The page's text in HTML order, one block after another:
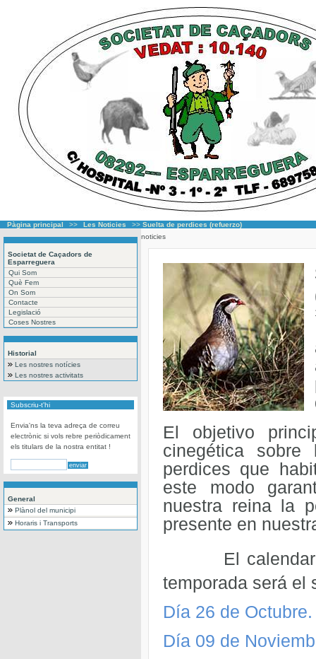
Pàgina principal >> Les Noticies >> Suelta de perdices (refuerzo)
Societat de Caçadors de
Esparreguera
Qui Som
Què Fem
On Som
Contacte
Legislació
Coses Nostres
Historial
Les nostres notícies
Les nostres activitats
Subscriu-t'hi
Envia'ns la teva adreça de correu
electrònic si vols rebre periòdicament
els titulars de la nostra entitat !
General
Plànol del municipi
Horaris i Transports
noticies
El objetivo
cinegética sobre
perdices que
este modo
nuestra reina la
presente en
El
temporada será el
Día 26 de Octubre.
Día 09 de